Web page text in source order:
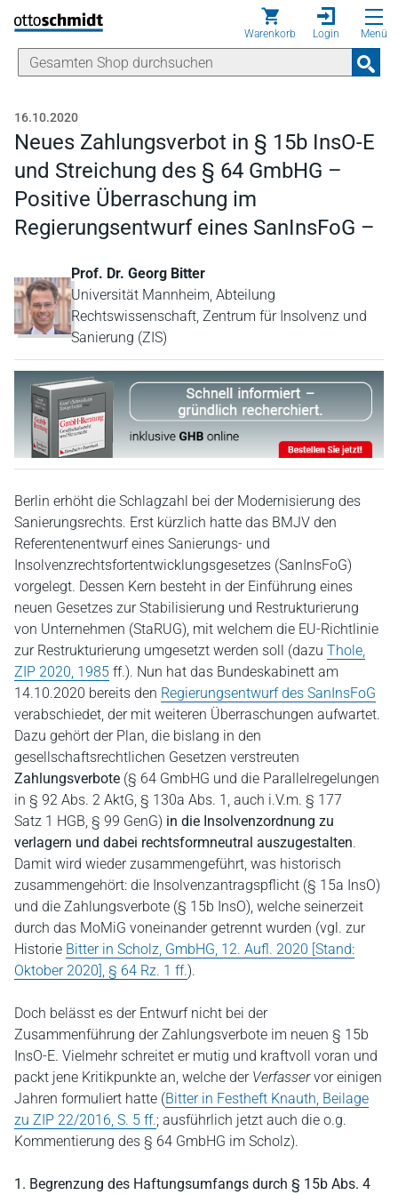
Direkt zum Inhalt
Warenkorb Login Menü
16.10.2020
Neues Zahlungsverbot in § 15b InsO-E
und Streichung des § 64 GmbHG –
Positive Überraschung im
Regierungsentwurf eines SanInsFoG –
Prof. Dr. Georg Bitter
Universität Mannheim, Abteilung
Rechtswissenschaft, Zentrum für Insolvenz und
Sanierung (ZIS)
Berlin erhöht die Schlagzahl bei der Modernisierung des
Sanierungsrechts. Erst kürzlich hatte das BMJV den
Referentenentwurf eines Sanierungs- und
Insolvenzrechtsfortentwicklungsgesetzes (SanInsFoG)
vorgelegt. Dessen Kern besteht in der Einführung eines
neuen Gesetzes zur Stabilisierung und Restrukturierung
von Unternehmen (StaRUG), mit welchem die EU-Richtlinie
zur Restrukturierung umgesetzt werden soll (dazu Thole,
ZIP 2020, 1985 ff.). Nun hat das Bundeskabinett am
14.10.2020 bereits den Regierungsentwurf des SanInsFoG
verabschiedet, der mit weiteren Überraschungen aufwartet.
Dazu gehört der Plan, die bislang in den
gesellschaftsrechtlichen Gesetzen verstreuten
Zahlungsverbote (§ 64 GmbHG und die Parallelregelungen
in § 92 Abs. 2 AktG, § 130a Abs. 1, auch i.V.m. § 177
Satz 1 HGB, § 99 GenG) in die Insolvenzordnung zu
verlagern und dabei rechtsformneutral auszugestalten.
Damit wird wieder zusammengeführt, was historisch
zusammengehört: die Insolvenzantragspflicht (§ 15a InsO)
und die Zahlungsverbote (§ 15b InsO), welche seinerzeit
durch das MoMiG voneinander getrennt wurden (vgl. zur
Historie Bitter in Scholz, GmbHG, 12. Aufl. 2020 [Stand:
Oktober 2020], § 64 Rz. 1 ff.).
Doch belässt es der Entwurf nicht bei der
Zusammenführung der Zahlungsverbote im neuen § 15b
InsO-E. Vielmehr schreitet er mutig und kraftvoll voran und
packt jene Kritikpunkte an, welche der Verfasservor einigen
Jahren formuliert hatte (Bitter in Festheft Knauth, Beilage
zu ZIP 22/2016, S. 5 ff.; ausführlich jetzt auch die o.g.
Kommentierung des § 64 GmbHG im Scholz).
1. Begrenzung des Haftungsumfangs durch § 15b Abs. 4